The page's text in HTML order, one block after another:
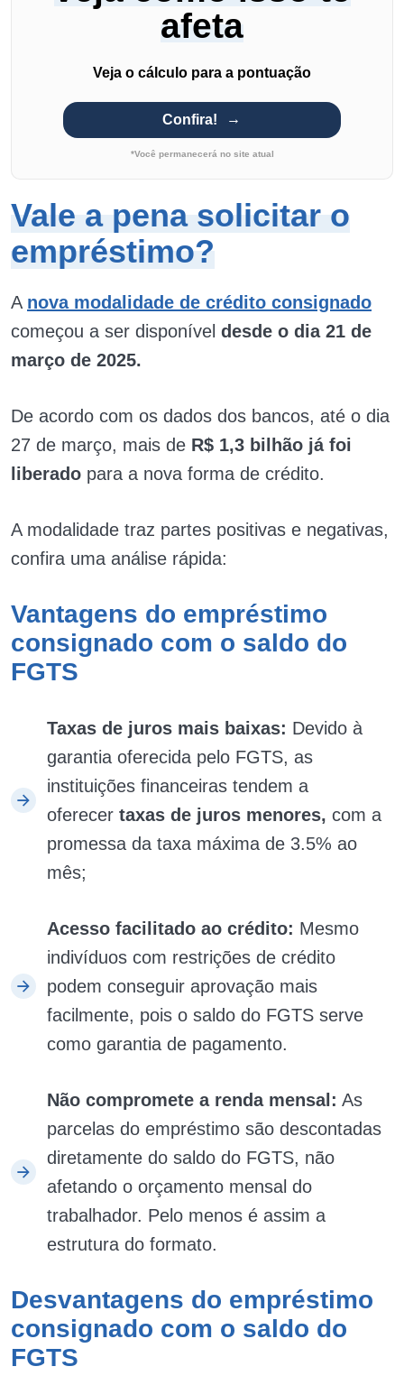
afeta
Veja o cálculo para a pontuação
Confira!
*Você permanecerá no site atual
Vale a pena solicitar o
empréstimo?
A nova modalidade de crédito consignado
começou a ser disponível desde o dia 21 de
março de 2025.
De acordo com os dados dos bancos, até o dia
27 de março, mais de R$ 1,3 bilhão já foi
liberado para a nova forma de crédito.
A modalidade traz partes positivas e negativas,
confira uma análise rápida:
Vantagens do empréstimo
consignado com o saldo do
FGTS
Taxas de juros mais baixas: Devido à
garantia oferecida pelo FGTS, as
instituições financeiras tendem a
oferecer taxas de juros menores, com a
promessa da taxa máxima de 3.5% ao
mês;
Acesso facilitado ao crédito: Mesmo
indivíduos com restrições de crédito
podem conseguir aprovação mais
facilmente, pois o saldo do FGTS serve
como garantia de pagamento.
Não compromete a renda mensal: As
parcelas do empréstimo são descontadas
diretamente do saldo do FGTS, não
afetando o orçamento mensal do
trabalhador. Pelo menos é assim a
estrutura do formato.
Desvantagens do empréstimo
consignado com o saldo do
FGTS